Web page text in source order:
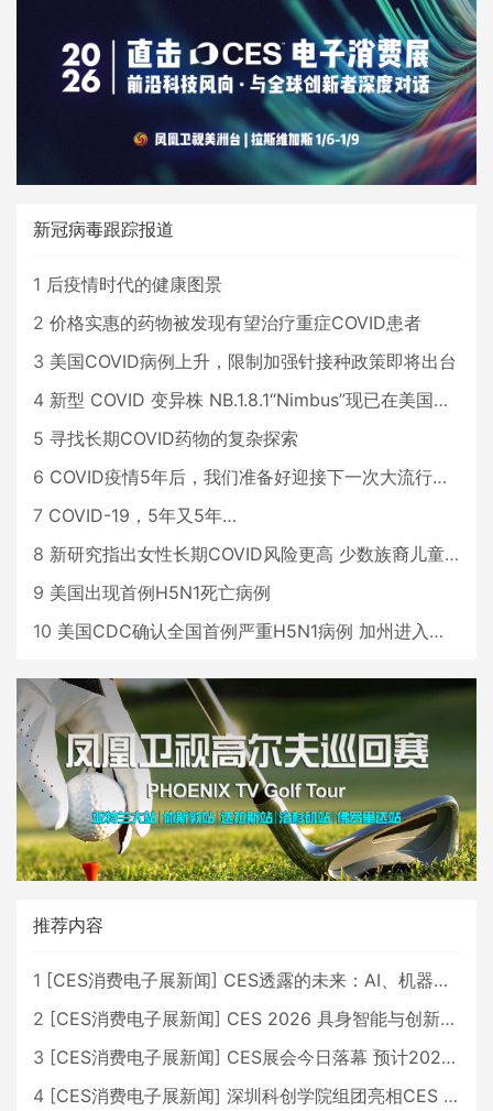
新冠病毒跟踪报道
1 后疫情时代的健康图景
2 价格实惠的药物被发现有望治疗重症COVID患者
3 美国COVID病例上升，限制加强针接种政策即将出台
4 新型 COVID 变异株 NB.1.8.1“Nimbus”现已在美国占据主导地位
5 寻找长期COVID药物的复杂探索
6 COVID疫情5年后，我们准备好迎接下一次大流行了吗？
7 COVID-19，5年又5年…
8 新研究指出女性长期COVID风险更高 少数族裔儿童存在差异
9 美国出现首例H5N1死亡病例
10 美国CDC确认全国首例严重H5N1病例 加州进入紧急状态
推荐内容
1 [CES消费电子展新闻] CES透露的未来：AI、机器人与智能生活大爆发
2 [CES消费电子展新闻] CES 2026 具身智能与创新领域 中国公司大放异彩
3 [CES消费电子展新闻] CES展会今日落幕 预计2026行业收入将超五千亿美元
4 [CES消费电子展新闻] 深圳科创学院组团亮相CES 广受好评